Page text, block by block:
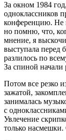
За окном 1984
одноклассников
конференцию. Не
но помню, что,
мнение, я
выступала перед
разлилось по
За спиной начали
Потом все резко
зажатой,
занималась
с
Увлечение
только